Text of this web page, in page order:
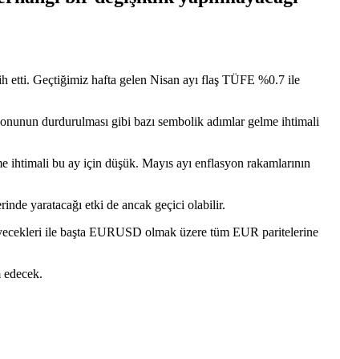
etti. Geçtiğimiz hafta gelen Nisan ayı flaş TÜFE %0.7 ile
durdurulması gibi bazı sembolik adımlar gelme ihtimali
ihtimali bu ay için düşük. Mayıs ayı enflasyon rakamlarının
yaratacağı etki de ancak geçici olabilir.
ile başta EURUSD olmak üzere tüm EUR paritelerine
edecek.